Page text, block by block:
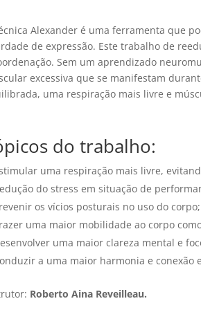
Alexander é uma ferramenta que
de expressão. Este trabalho de
Sem um aprendizado
excessiva que se manifestam
uma respiração mais livre e
do trabalho:
uma respiração mais livre,
do stress em situação de
os vícios posturais no uso do corpo;
uma maior mobilidade ao corpo
uma maior clareza mental e
a uma maior harmonia e
Roberto Aina Reveilleau.